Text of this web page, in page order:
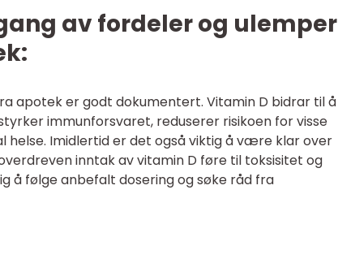
av fordeler og ulemper
apotek er godt dokumentert. Vitamin D bidrar til å
immunforsvaret, reduserer risikoen for visse
Imidlertid er det også viktig å være klar over
inntak av vitamin D føre til toksisitet og
å følge anbefalt dosering og søke råd fra